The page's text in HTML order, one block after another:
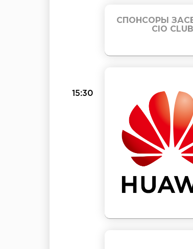
15:30
СПОНСОРЫ
CIO CLUB